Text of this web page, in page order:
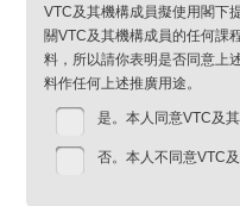
VTC及其機構成員擬使用閣下
關VTC及其機構成員的任何課
料，所以請你表明是否同意上
料作任何上述推廣用途。
是。本人同意VTC及
否。本人不同意VTC